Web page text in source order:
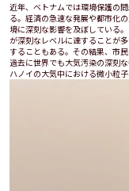
近年、ベトナムでは環境保護の
る。経済の急速な発展や都市化
境に深刻な影響を及ぼしている
が深刻なレベルに達することが
することもある。その結果、市
過去に世界でも大気汚染の深刻
ハノイの大気中における微小粒